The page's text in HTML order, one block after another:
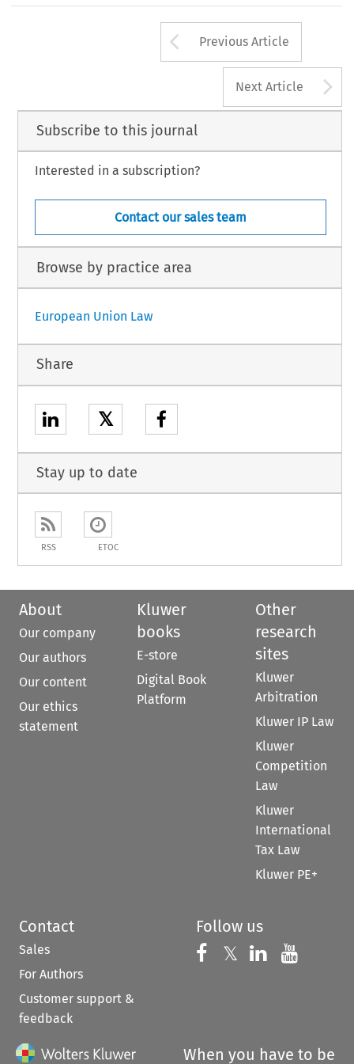
Arrow button
Previous Article
Next Article
Subscribe to this journal
Interested in a subscription?
Contact our sales team
Browse by practice area
European Union Law
Share
𝕏
Stay up to date
RSS ETOC
About
Our company
Our authors
Our content
Our ethics
statement
Kluwer
books
E-store
Digital Book
Platform
Other
research
sites
Kluwer
Arbitration
Kluwer IP Law
Kluwer
Competition
Law
Kluwer
International
Tax Law
Kluwer PE+
Contact
Sales
For Authors
Customer support &
feedback
Follow us
Follow us on
𝕏 Follow us on
Follow us
When you have to be